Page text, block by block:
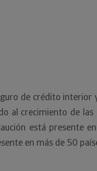
de crédito
al crecimiento de
está presente
en más de 50